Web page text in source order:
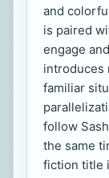
and
is paired
engage
introduces
familiar
follow
the same
fiction title